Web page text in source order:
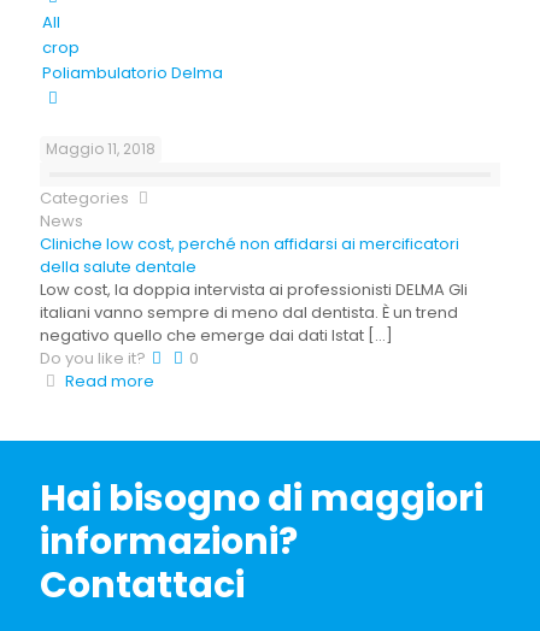
All
crop
Poliambulatorio Delma
Maggio 11, 2018
Categories
News
Cliniche low cost, perché non affidarsi ai mercificatori
della salute dentale
Low cost, la doppia intervista ai professionisti DELMA Gli
italiani vanno sempre di meno dal dentista. È un trend
negativo quello che emerge dai dati Istat […]
Do you like it?
0
Read more
Hai bisogno di maggiori
informazioni?
Contattaci